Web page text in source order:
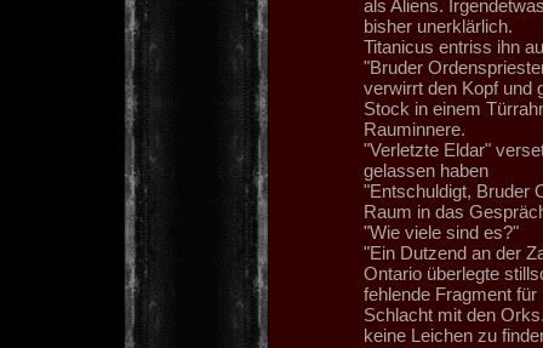
als Aliens.
bisher unerklärlich.
Titanicus entriss ihn
"Bruder
verwirrt den Kopf und
Stock in einem
Rauminnere.
"Verletzte Eldar"
gelassen haben
"Entschuldigt, Bruder
Raum in das
"Wie viele sind es?"
"Ein Dutzend an der
Ontario überlegte
fehlende Fragment
Schlacht mit den
keine Leichen zu